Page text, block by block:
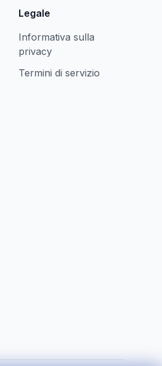
Legale
Informativa sulla
privacy
Termini di servizio